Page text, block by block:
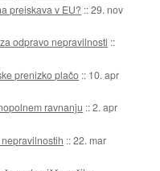
preiskava v EU? ::29. nov
odpravo nepravilnosti ::
prenizko plačo :: 10. apr
ravnanju ::2. apr
::22. mar